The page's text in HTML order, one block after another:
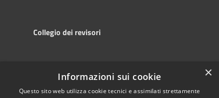
Collegio dei revisori
Accessibility
Copyright © 2025
Autorità di
×
Informazioni sui cookie
Questo sito web utilizza cookie tecnici e assimilati strettamente